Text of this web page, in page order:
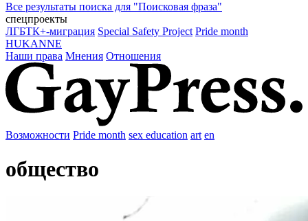
Все результаты поиска для "Поисковая фраза"
спецпроекты
ЛГБТК+-миграция Special Safety Project Pride month
HUKANNE
Наши права Мнения Отношения
Возможности Pride month sex education art en
общество